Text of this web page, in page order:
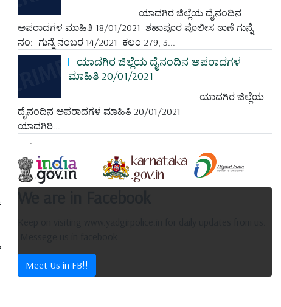
ಯಾದಗಿರ ಜಿಲ್ಲೆಯ ದೈನಂದಿನ
ಅಪರಾದಗಳ ಮಾಹಿತಿ 18/01/2021 ಶಹಾಪೂರ ಪೊಲೀಸ ಠಾಣೆ ಗುನ್ನೆ
ನಂ:- ಗುನ್ನೆ ನಂಬರ 14/2021 ಕಲಂ 279, 3...
ಯಾದಗಿರ ಜಿಲ್ಲೆಯ ದೈನಂದಿನ ಅಪರಾದಗಳ
ಮಾಹಿತಿ 20/01/2021
ಯಾದಗಿರ ಜಿಲ್ಲೆಯ
ದೈನಂದಿನ ಅಪರಾದಗಳ ಮಾಹಿತಿ 20/01/2021
ಯಾದಗಿರಿ...
Meet Us in FB!!